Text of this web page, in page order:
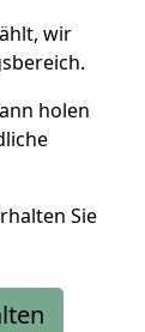
wir
holen
Sie